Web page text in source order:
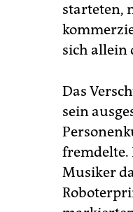
starteten,
sich allein
Das
sein
fremdelte.
Musiker